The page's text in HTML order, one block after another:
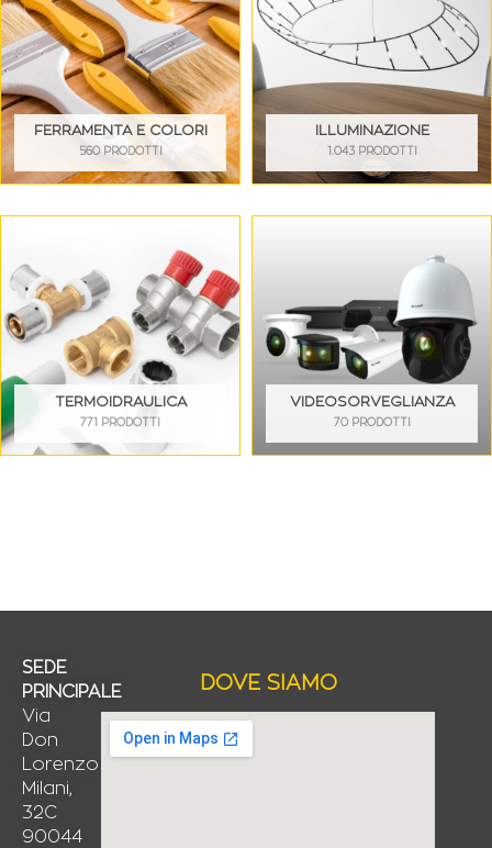
FERRAMENTA E COLORI
560 PRODOTTI
ILLUMINAZIONE
1.043 PRODOTTI
TERMOIDRAULICA
771 PRODOTTI
VIDEOSORVEGLIANZA
70 PRODOTTI
SEDE
PRINCIPALE
Via
Don
Lorenzo
Milani,
32C
90044
DOVE SIAMO